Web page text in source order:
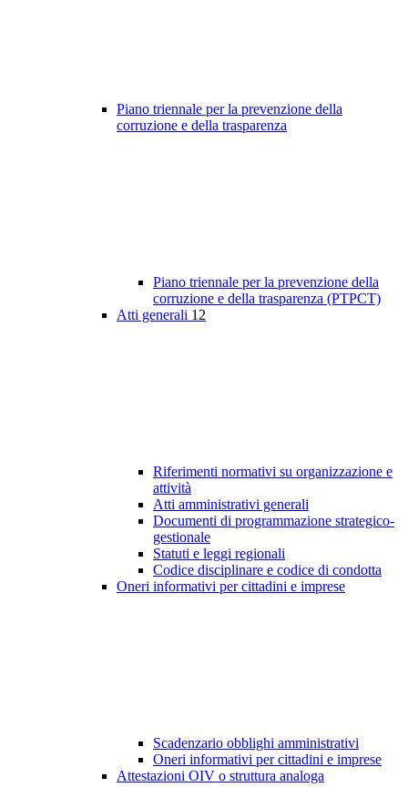
Piano triennale per la prevenzione della
corruzione e della trasparenza
Piano triennale per la prevenzione della
corruzione e della trasparenza (PTPCT)
Atti generali 12
Riferimenti normativi su organizzazione e
attività
Atti amministrativi generali
Documenti di programmazione strategico-
gestionale
Statuti e leggi regionali
Codice disciplinare e codice di condotta
Oneri informativi per cittadini e imprese
Scadenzario obblighi amministrativi
Oneri informativi per cittadini e imprese
Attestazioni OIV o struttura analoga